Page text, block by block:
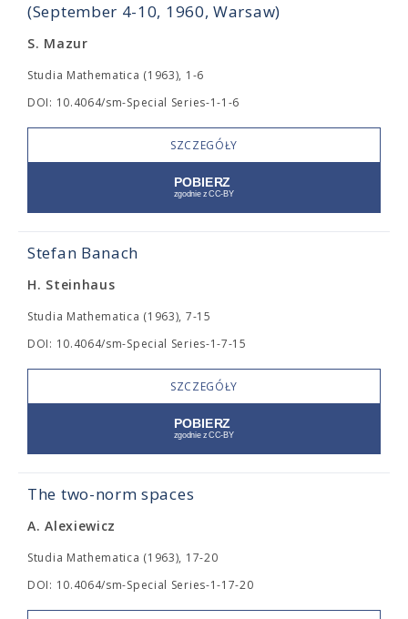
(September 4-10, 1960, Warsaw)
S. Mazur
Studia Mathematica (1963), 1-6
DOI: 10.4064/sm-Special Series-1-1-6
SZCZEGÓŁY
Stefan Banach
H. Steinhaus
Studia Mathematica (1963), 7-15
DOI: 10.4064/sm-Special Series-1-7-15
SZCZEGÓŁY
The two-norm spaces
A. Alexiewicz
Studia Mathematica (1963), 17-20
DOI: 10.4064/sm-Special Series-1-17-20